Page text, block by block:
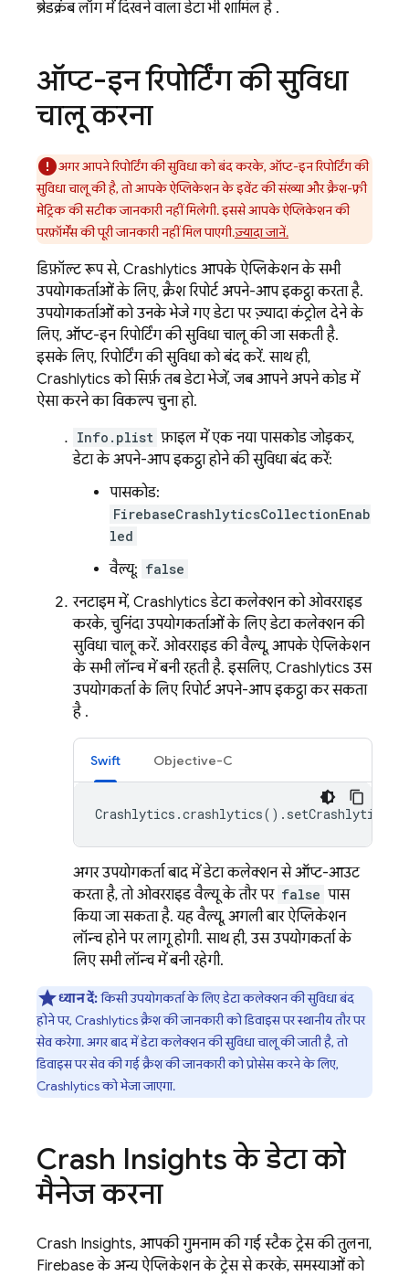
ब्रेडक्रंब लॉग में दिखने वाला डेटा भी शामिल है .
ऑप्ट-इन रिपोर्टिंग की सुविधा
चालू करना
अगर आपने रिपोर्टिंग की सुविधा को बंद करके, ऑप्ट-इन रिपोर्टिंग की
सुविधा चालू की है, तो आपके ऐप्लिकेशन के इवेंट की संख्या और क्रैश-फ़्री
मेट्रिक की सटीक जानकारी नहीं मिलेगी. इससे आपके ऐप्लिकेशन की
परफ़ॉर्मेंस की पूरी जानकारी नहीं मिल पाएगी.ज़्यादा जानें.
डिफ़ॉल्ट रूप से, Crashlytics आपके ऐप्लिकेशन के सभी
उपयोगकर्ताओं के लिए, क्रैश रिपोर्ट अपने-आप इकट्ठा करता है.
उपयोगकर्ताओं को उनके भेजे गए डेटा पर ज़्यादा कंट्रोल देने के
लिए, ऑप्ट-इन रिपोर्टिंग की सुविधा चालू की जा सकती है.
इसके लिए, रिपोर्टिंग की सुविधा को बंद करें. साथ ही,
Crashlytics को सिर्फ़ तब डेटा भेजें, जब आपने अपने कोड में
ऐसा करने का विकल्प चुना हो.
Info.plist फ़ाइल में एक नया पासकोड जोड़कर,
डेटा के अपने-आप इकट्ठा होने की सुविधा बंद करें:
पासकोड:
FirebaseCrashlyticsCollectionEnab
led
वैल्यू: false
रनटाइम में, Crashlytics डेटा कलेक्शन को ओवरराइड
करके, चुनिंदा उपयोगकर्ताओं के लिए डेटा कलेक्शन की
सुविधा चालू करें. ओवरराइड की वैल्यू, आपके ऐप्लिकेशन
के सभी लॉन्च में बनी रहती है. इसलिए, Crashlytics उस
उपयोगकर्ता के लिए रिपोर्ट अपने-आप इकट्ठा कर सकता
है .
Swift Objective-C
Crashlytics .crashlytics().
अगर उपयोगकर्ता बाद में डेटा कलेक्शन से ऑप्ट-आउट
करता है, तो ओवरराइड वैल्यू के तौर पर false पास
किया जा सकता है. यह वैल्यू, अगली बार ऐप्लिकेशन
लॉन्च होने पर लागू होगी. साथ ही, उस उपयोगकर्ता के
लिए सभी लॉन्च में बनी रहेगी.
ध्यान दें:किसी उपयोगकर्ता के लिए डेटा कलेक्शन की सुविधा बंद
होने पर, Crashlyticsक्रैश की जानकारी को डिवाइस पर स्थानीय तौर पर
सेव करेगा. अगर बाद में डेटा कलेक्शन की सुविधा चालू की जाती है, तो
डिवाइस पर सेव की गई क्रैश की जानकारी को प्रोसेस करने के लिए,
Crashlyticsको भेजा जाएगा.
Crash Insights के डेटा को
मैनेज करना
Crash Insights, आपकी गुमनाम की गई स्टैक ट्रेस की तुलना,
Firebase के अन्य ऐप्लिकेशन के ट्रेस से करके, समस्याओं को